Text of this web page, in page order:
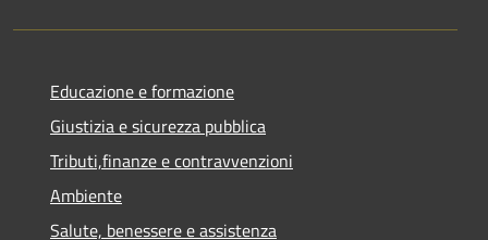
Educazione e formazione
Giustizia e sicurezza pubblica
Tributi,finanze e contravvenzioni
Ambiente
Salute, benessere e assistenza